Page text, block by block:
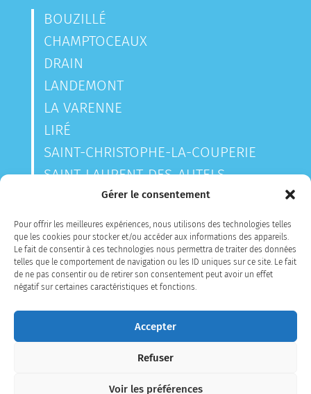
Gérer le consentement
Pour offrir les meilleures expériences, nous utilisons des technologies telles
que les cookies pour stocker et/ou accéder aux informations des appareils.
Le fait de consentir à ces technologies nous permettra de traiter des données
telles que le comportement de navigation ou les ID uniques sur ce site. Le fait
de ne pas consentir ou de retirer son consentement peut avoir un effet
négatif sur certaines caractéristiques et fonctions.
Accepter
Refuser
Voir les préférences
BOUZILLÉ
CHAMPTOCEAUX
DRAIN
LANDEMONT
LA VARENNE
LIRÉ
SAINT-CHRISTOPHE-LA-COUPERIE
SAINT-LAURENT-DES-AUTELS
SAINT-SAUVEUR-DE-LANDEMONT
CONTACTEZ-NOUS